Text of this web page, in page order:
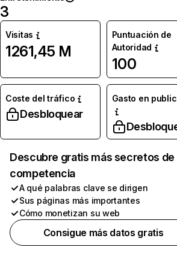
3
Visitas
1261,45 M
Puntuación de
Autoridad
100
Coste del tráfico
Desbloquear
Gasto en
Descubre gratis más secretos de
competencia
A qué palabras clave se dirigen
Sus páginas más importantes
Cómo monetizan su web
Consigue más datos gratis